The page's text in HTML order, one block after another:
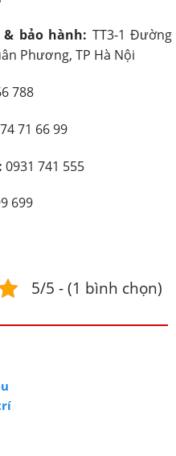
bảo hành: TT3-1 Đường
Phương, TP Hà Nội
788
71 66 99
0931 741 555
699
5/5 - (1 bình chọn)